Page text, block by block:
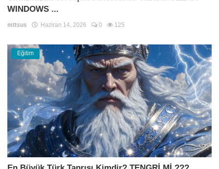
WINDOWS ...
mttsus Haziran 14, 2026 0 125
Eğitim